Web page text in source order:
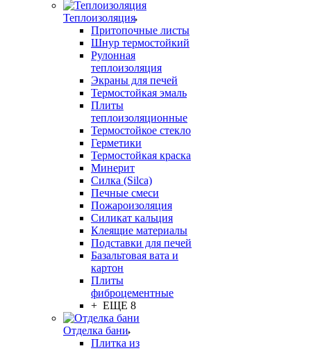
Теплоизоляция
Притопочные листы
Шнур термостойкий
Рулонная
теплоизоляция
Экраны для печей
Термостойкая эмаль
Плиты
теплоизоляционные
Термостойкое стекло
Герметики
Термостойкая краска
Минерит
Силка (Silca)
Печные смеси
Пожароизоляция
Силикат кальция
Клеящие материалы
Подставки для печей
Базальтовая вата и
картон
Плиты
фиброцементные
+ ЕЩЕ 8
Отделка бани
Плитка из